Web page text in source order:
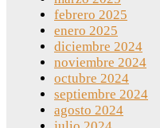
febrero 2025
enero 2025
diciembre 2024
noviembre 2024
octubre 2024
septiembre 2024
agosto 2024